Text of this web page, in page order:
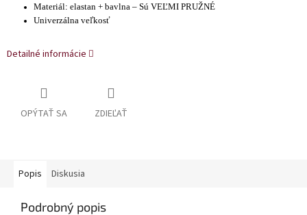
Materiál: elastan + bavlna – Sú VEĽMI PRUŽNÉ
Univerzálna veľkosť
Detailné informácie
OPÝTAŤ SA ZDIEĽAŤ
Popis Diskusia
Podrobný popis